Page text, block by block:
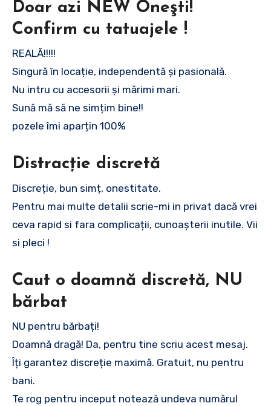
Doar azi NEW Oneşti!
Confirm cu tatuajele !
REALĂ!!!!!
Singură în locație, independentă și pasională.
Nu intru cu accesorii și mărimi mari.
Sună mă să ne simțim bine!!
pozele îmi aparțin 100%
Distracție discretă
Discreție, bun simț, onestitate.
Pentru mai multe detalii scrie-mi in privat dacă vrei
ceva rapid si fara complicații, cunoașterii inutile. Vii
si pleci !
Caut o doamnă discretă, NU
bărbat
NU pentru bărbați!
Doamnă dragă! Da, pentru tine scriu acest mesaj.
Îți garantez discreție maximă. Gratuit, nu pentru
bani.
Te rog pentru inceput notează undeva numărul